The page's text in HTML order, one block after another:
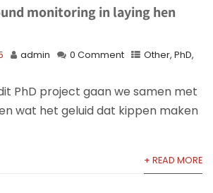
monitoring in laying hen
admin 0 Comment Other, PhD,
PhD project gaan we samen met
wat het geluid dat kippen maken
+ READ MORE